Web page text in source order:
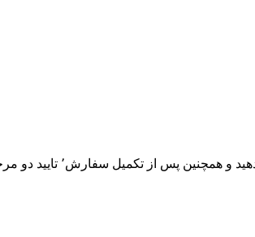
ای اکتیویژن ٬ جیمیل ٬ فیسبوک و… خود را فعال کنید.